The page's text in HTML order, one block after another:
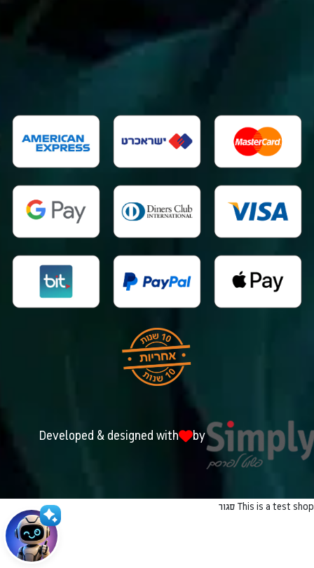
Developed & designed with by
This is a test shop סגור